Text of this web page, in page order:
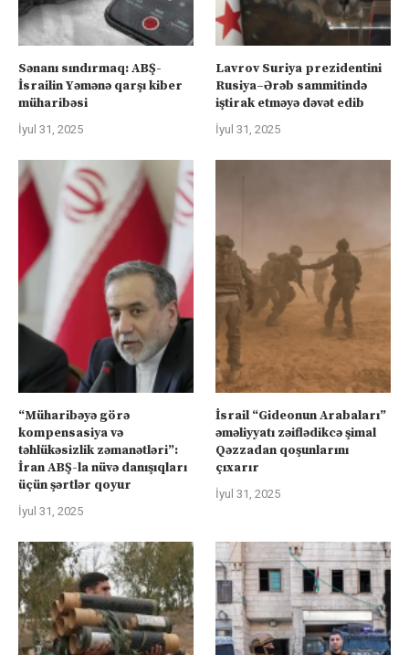
Sənanı sındırmaq: ABŞ-
İsrailin Yəmənə qarşı kiber
müharibəsi
İyul 31, 2025
Lavrov Suriya prezidentini
Rusiya–Ərəb sammitində
iştirak etməyə dəvət edib
İyul 31, 2025
“Müharibəyə görə
kompensasiya və
təhlükəsizlik zəmanətləri”:
İran ABŞ-la nüvə danışıqları
üçün şərtlər qoyur
İyul 31, 2025
İsrail “Gideonun Arabaları”
əməliyyatı zəiflədikcə şimal
Qəzzadan qoşunlarını
çıxarır
İyul 31, 2025